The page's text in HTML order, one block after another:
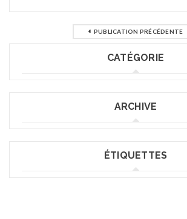
PUBLICATION PRÉCÉDENTE
CATÉGORIE
ARCHIVE
ÉTIQUETTES